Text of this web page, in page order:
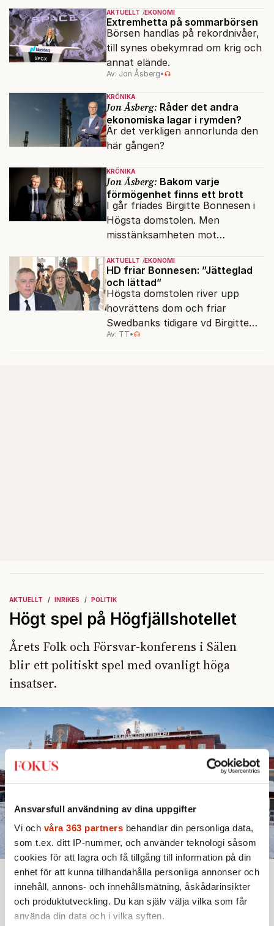
Ansvarsfull användning av dina uppgifter
Vi och våra 363 partners behandlar din personliga data,
som t.ex. ditt IP-nummer, och använder teknologi såsom
cookies för att lagra och få tillgång till information på din
enhet för att kunna tillhandahålla personliga annonser och
innehåll, annons- och innehållsmätning, åskådarinsikter
och produktutveckling. Du kan själv välja vilka som får
använda din data och i vilka syften.
oljepris och AI-oro.
AKTUELLT EKONOMI
Extremhetta på sommarbörsen
Börsen handlas på rekordnivåer,
till synes obekymrad om krig och
annat elände.
Av: Jon Åsberg•
KRÖNIKA
Jon Åsberg: Råder det andra
ekonomiska lagar i rymden?
Är det verkligen annorlunda den
här gången?
KRÖNIKA
Jon Åsberg: Bakom varje
förmögenhet finns ett brott
I går friades Birgitte Bonnesen i
Högsta domstolen. Men
misstänksamheten mot
AKTUELLT EKONOMI
HD friar Bonnesen: ”Jätteglad
och lättad”
Högsta domstolen river upp
hovrättens dom och friar
Swedbanks tidigare vd Birgitte
Bonnesen från alla
Av: TT•
AKTUELLT INRIKES POLITIK
Högt spel på Högfjällshotellet
Årets Folk och Försvar-konferens i Sälen
blir ett politiskt spel med ovanligt höga
insatser.
Bjud någon på artikeln
Lyssna
Text:Jonas Gummesson
Publicerad 2026-01-05
Bild: Pontus Lundahl / TT